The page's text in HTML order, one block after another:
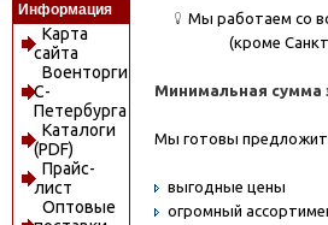
Информация
Карта
сайта
Военторги
С-
Петербурга
Каталоги
(PDF)
Прайс-
лист
Оптовые
Мы работаем со
(кроме
Минимальная сумма
Мы готовы
выгодные цены
огромный